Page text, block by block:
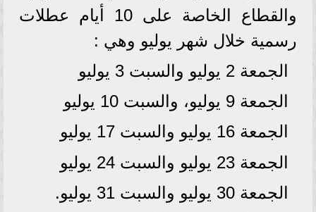
والقطاع الخاصة على 10 أيام عطلات
رسمية خلال شهر يوليو وهي :
الجمعة 2 يوليو والسبت 3 يوليو
الجمعة 9 يوليو، والسبت 10 يوليو
الجمعة 16 يوليو والسبت 17 يوليو
الجمعة 23 يوليو والسبت 24 يوليو
الجمعة 30 يوليو والسبت 31 يوليو.